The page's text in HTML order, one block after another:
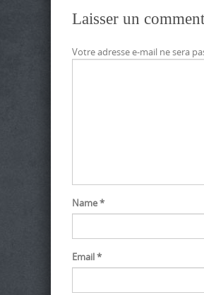
Laisser un
Votre adresse e-mail ne sera
Name*
Email*